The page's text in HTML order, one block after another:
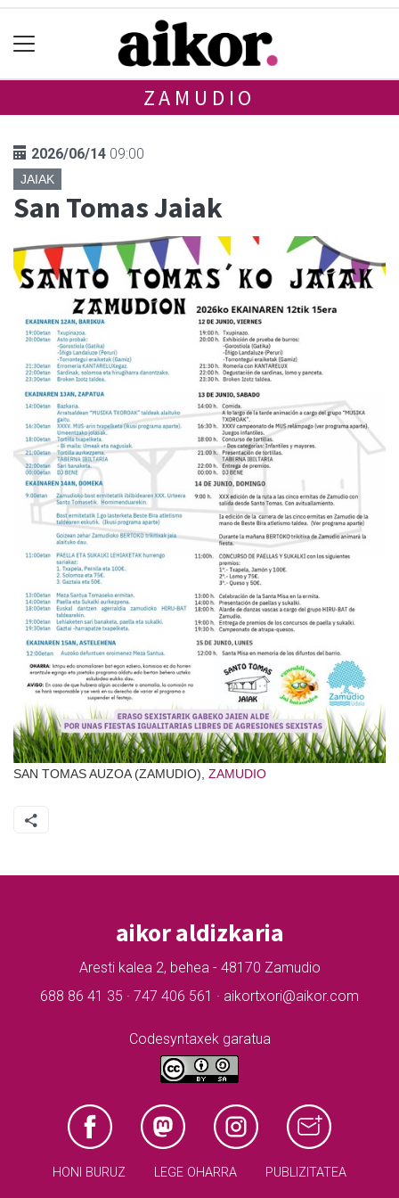
ZAMUDIO
2026/06/14 09:00
JAIAK
San Tomas Jaiak
SAN TOMAS AUZOA (ZAMUDIO), ZAMUDIO
aikor aldizkaria
Aresti kalea 2, behea - 48170 Zamudio
688 86 41 35 · 747 406 561 · aikortxori@aikor.com
Codesyntaxek garatua
HONI BURUZ LEGE OHARRA PUBLIZITATEA